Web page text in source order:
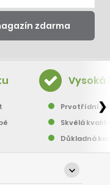
Vysoká
Prvotřídní
Skvělá
Důkladná
❯
